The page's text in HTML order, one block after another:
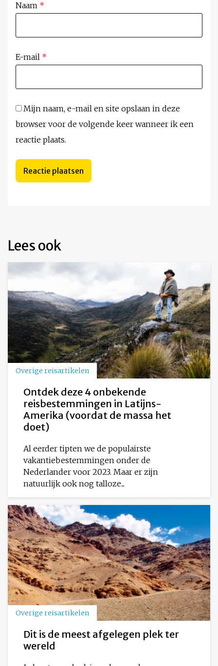
Naam *
E-mail *
Mijn naam, e-mail en site opslaan in deze
browser voor de volgende keer wanneer ik een
reactie plaats.
Lees ook
Overige reisartikelen
Ontdek deze 4 onbekende
reisbestemmingen in Latijns-
Amerika (voordat de massa het
doet)
Al eerder tipten we de populairste
vakantiebestemmingen onder de
Nederlander voor 2023. Maar er zijn
natuurlijk ook nog talloze...
Overige reisartikelen
Dit is de meest afgelegen plek ter
wereld